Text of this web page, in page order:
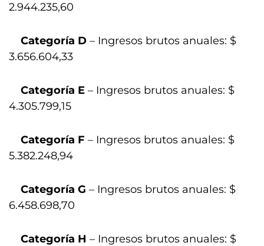
2.944.235,60
Categoría D – Ingresos brutos anuales: $
3.656.604,33
Categoría E – Ingresos brutos anuales: $
4.305.799,15
Categoría F – Ingresos brutos anuales: $
5.382.248,94
Categoría G – Ingresos brutos anuales: $
6.458.698,70
Categoría H – Ingresos brutos anuales: $